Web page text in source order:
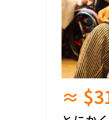
・アーモン
グラニュ
アレルギー
大豆、卵、
を製造して
賞味期限：
保存方法：
配送方法：
≈